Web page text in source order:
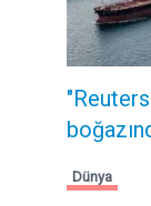
Dünya